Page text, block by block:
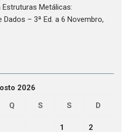
Metálicas:
– 3ª Ed. a 6 Novembro,
2026
Q S S D
1 2